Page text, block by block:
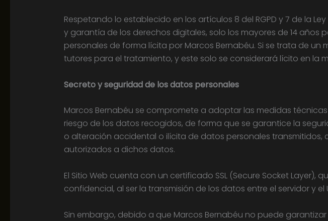
Respetando lo establecido en los artículos 8 del RGPD y 7 de la
y garantía de los derechos digitales, solo los mayores de 14
personales de forma lícita por Marcos Bernabéu. Si se trata de
tutores para el tratamiento, y este solo se considerará lícito en la
Secreto y seguridad de los datos personales
Marcos Bernabéu se compromete a adoptar las medidas
riesgo de los datos recogidos, de forma que se garantice la
o alteración accidental o ilícita de datos personales
autorizados a dichos datos.
El Sitio Web cuenta con un certificado SSL (Secure Socket
confidencial, al ser la transmisión de los datos entre el servidor y
Sin embargo, debido a que Marcos Bernabéu no puede